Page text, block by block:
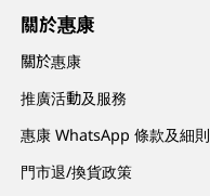
關於惠康
關於惠康
推廣活動及服務
惠康 WhatsApp 條款及細則
門市退/換貨政策